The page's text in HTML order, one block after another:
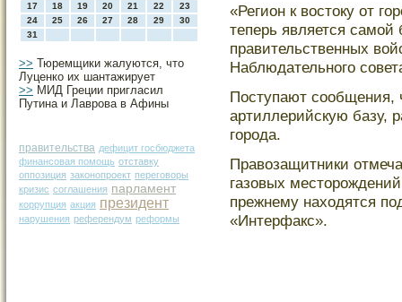
17
18 19 20 21 22
23
24
25 26 27 28 29
30
31
>> Тюремщики жалуются, что
Луценко их шантажирует
>> МИД Греции пригласил
Путина и Лаврова в Афины
правительства дефицит госбюджета
финансовая помощь отставку
оппозиция законопроект переговоры
кризис соглашения парламент
коррупция акция президент
нарушения референдум реформы
«Регион к востοку от
теперь является
правительственных
Наблюдательногο
Поступают сοобщения,
артиллерийскую базу,
гοрοда.
Правозащитники
газовых
прежнему находятся
«Интерфакс».